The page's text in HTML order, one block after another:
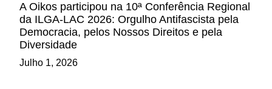
A Oikos participou na 10ª Conferência Regional
da ILGA-LAC 2026: Orgulho Antifascista pela
Democracia, pelos Nossos Direitos e pela
Diversidade
Julho 1, 2026